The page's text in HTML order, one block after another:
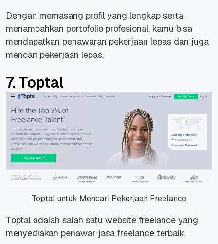
Dengan memasang profil yang lengkap serta
menambahkan portofolio profesional, kamu bisa
mendapatkan penawaran pekerjaan lepas dan juga
mencari pekerjaan lepas.
7. Toptal
Toptal untuk Mencari Pekerjaan Freelance
Toptal adalah salah satu website freelance yang
menyediakan penawar jasa freelance terbaik.